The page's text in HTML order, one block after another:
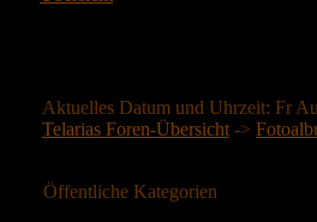
Aktuelles Datum und Uhrzeit: Fr
Telarias Foren-Übersicht ->
Öffentliche Kategorien